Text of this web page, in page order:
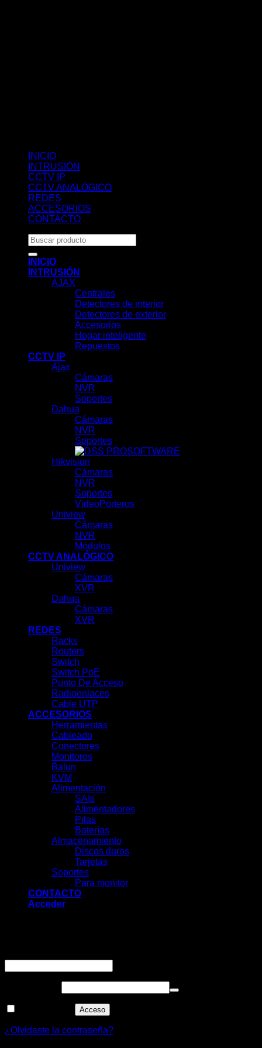
INICIO
INTRUSIÓN
CCTV IP
CCTV ANALÓGICO
REDES
ACCESORIOS
CONTACTO
Buscar
por:
INICIO
INTRUSIÓN
AJAX
Centrales
Detectores de interior
Detectores de exterior
Accesorios
Hogar inteligente
Repuestos
CCTV IP
Ajax
Cámaras
NVR
Soportes
Dahua
Cámaras
NVR
Soportes
SOFTWARE
Hikvision
Cámaras
NVR
Soportes
VideoPorteros
Uniview
Cámaras
NVR
Módulos
CCTV ANALÓGICO
Uniview
Cámaras
XVR
Dahua
Cámaras
XVR
REDES
Racks
Routers
Switch
Switch PoE
Punto De Acceso
Radioenlaces
Cable UTP
ACCESORIOS
Herramientas
Cableado
Conectores
Monitores
Balun
KVM
Alimentación
SAIs
Alimentadores
Pilas
Baterías
Almacenamiento
Discos duros
Tarjetas
Soportes
Para monitor
CONTACTO
Acceder
Acceso
¿Olvidaste la contraseña?